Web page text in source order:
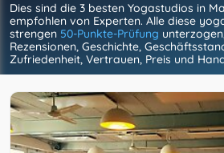
Dies sind die 3 besten Yogastudios in
empfohlen von Experten. Alle diese
strengen 50-Punkte-Prüfung
Rezensionen, Geschichte,
Zufriedenheit, Vertrauen, Preis und